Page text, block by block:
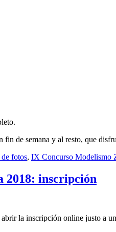
de semana y al resto, que
fotos, IX Concurso Modelismo
2018: inscripción
la inscripción online justo a